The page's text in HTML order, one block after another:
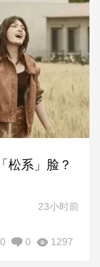
松系」脸？
23小时前
1297
0
0